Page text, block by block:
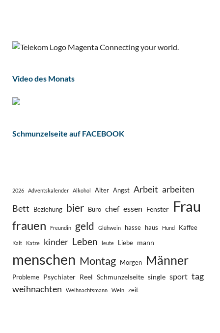
Video des Monats
Schmunzelseite auf FACEBOOK
2026 Adventskalender Alkohol Alter Angst Arbeit arbeiten
Bett
Beziehung bier Büro chef essen Fenster Frau
frauen Freundin geld Glühwein hasse haus Hund Kaffee
Kalt Katze kinder Leben leute Liebe mann
menschen Montag Morgen Männer
Probleme Psychiater Reel Schmunzelseite single sport tag
weihnachten
Weihnachtsmann Wein zeit